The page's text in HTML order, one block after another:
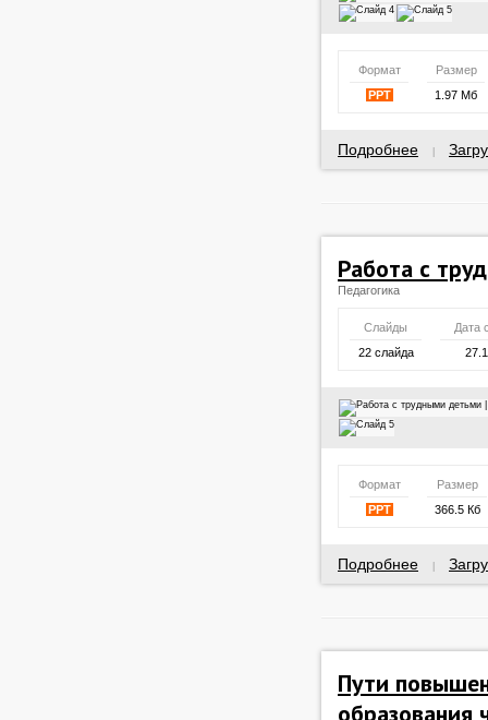
Формат
Размер
PPT
1.97 Мб
Подробнее
Работа с
Педагогика
Слайды
Дата
22 слайда
Формат
Размер
PPT
366.5 Кб
Подробнее
Пути
образования